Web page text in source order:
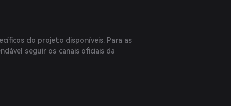
do projeto disponíveis. Para as
seguir os canais oficiais da